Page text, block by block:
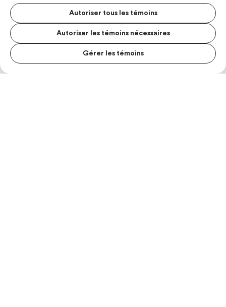
Autoriser tous les témoins
Autoriser les témoins nécessaires
Gérer les témoins
MENU